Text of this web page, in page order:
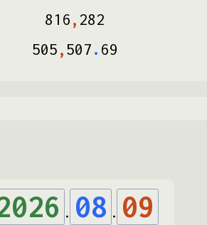
816,282
505,507. 69
. 08 . 09